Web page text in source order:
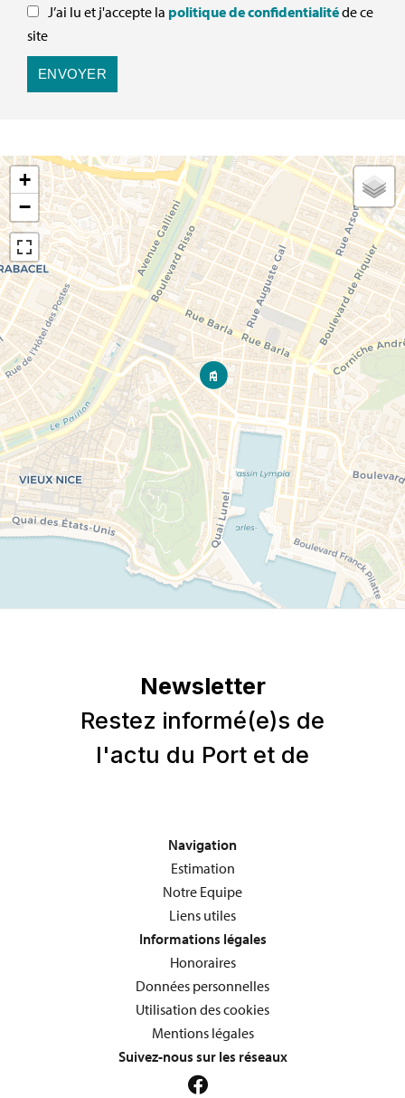
J’ai lu et j'accepte la politique de confidentialitéde ce
site
ENVOYER
+
−
Navigation
Estimation
Notre Equipe
Liens utiles
Informations légales
Honoraires
Données personnelles
Utilisation des cookies
Mentions légales
Suivez-nous sur les réseaux